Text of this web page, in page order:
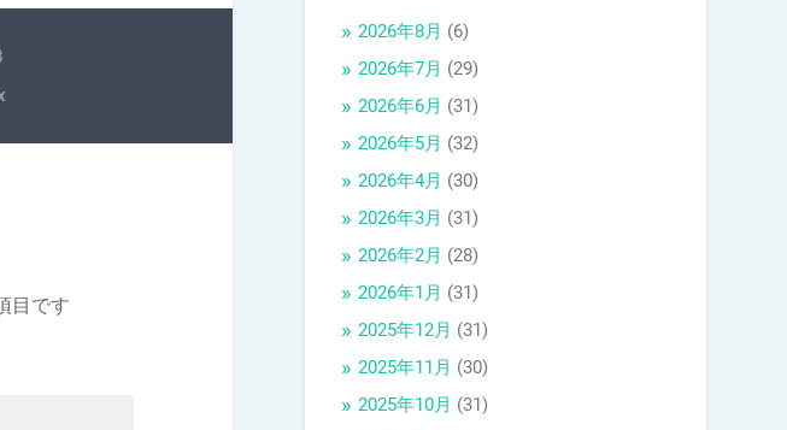
目です
2026年8月 (6)
2026年7月 (29)
2026年6月 (31)
2026年5月 (32)
2026年4月 (30)
2026年3月 (31)
2026年2月 (28)
2026年1月 (31)
2025年12月 (31)
2025年11月 (30)
2025年10月 (31)